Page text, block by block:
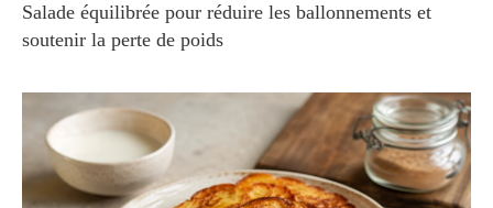
Salade équilibrée pour réduire les ballonnements et
soutenir la perte de poids